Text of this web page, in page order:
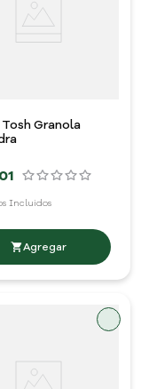
Granola
Incluidos